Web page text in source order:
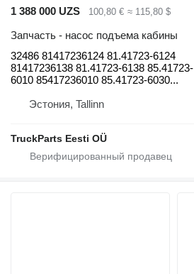
1 388 000 UZS 100,80 € ≈ 115,80 $
Запчасть - насос подъема кабины
32486 81417236124 81.41723-6124
81417236138 81.41723-6138 85.41723-
6010 85417236010 85.41723-6030...
Эстония, Tallinn
TruckParts Eesti OÜ